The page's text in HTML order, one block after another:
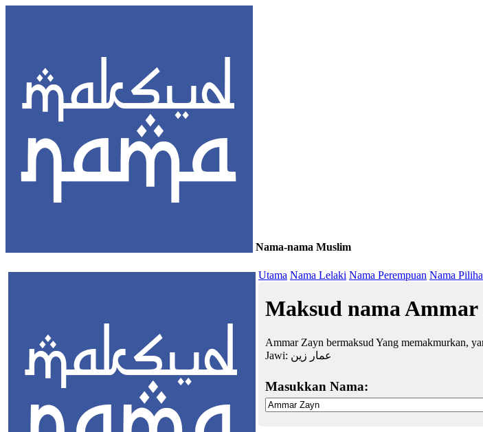
Nama-nama Muslim
Utama Nama Lelaki Nama Perempuan Nama
Maksud nama
Ammar Zayn bermaksud Yang memakmurkan,
Jawi: عمار زين
Masukkan Nama: